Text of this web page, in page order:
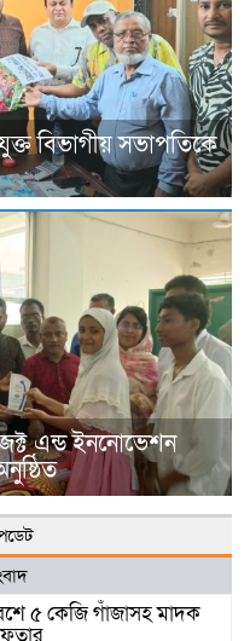
বিভাগীয় সভাপতিকে
এন্ড ইননোভেশন
৫ কেজি গাঁজাসহ মাদক